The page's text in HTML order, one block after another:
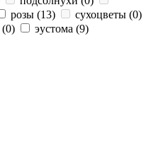
розы (13) сухоцветы (0)
(0) эустома (9)